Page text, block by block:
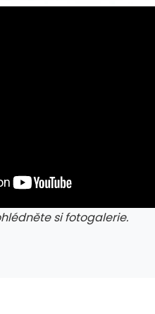
si fotogalerie.